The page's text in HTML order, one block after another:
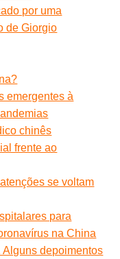
por uma
de Giorgio
emergentes à
chinês
frente ao
se voltam
para
na China
Alguns depoimentos